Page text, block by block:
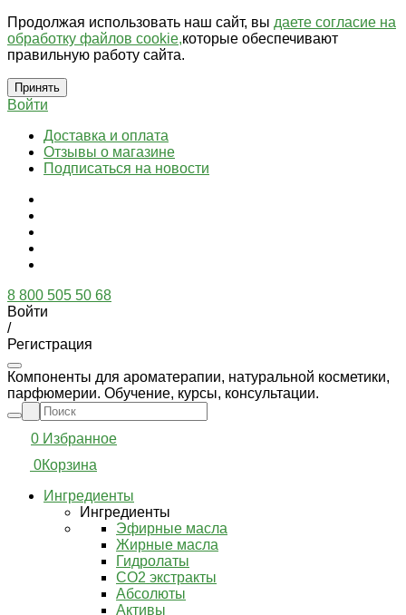
Продолжая использовать наш сайт, вы даете согласие на
обработку файлов cookie,которые обеспечивают
правильную работу сайта.
Принять
Войти
Доставка и оплата
Отзывы о магазине
Подписаться на новости
8 800 505 50 68
Войти
/
Регистрация
Компоненты для ароматерапии, натуральной косметики,
парфюмерии. Обучение, курсы, консультации.
0 Избранное
0Корзина
Ингредиенты
Ингредиенты
Эфирные масла
Жирные масла
Гидролаты
СО2 экстракты
Абсолюты
Активы